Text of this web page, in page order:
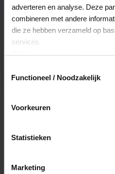
adverteren en analyse. Deze
combineren met andere
die ze hebben verzameld op
services.
Klikhiervoor ons cookiebeleid.
Functioneel / Noodzakelijk
Voorkeuren
Statistieken
Marketing
Kan ik het saldo in
Ja, je mag het saldo
cadeaukaart in delen
Het volledige saldo op